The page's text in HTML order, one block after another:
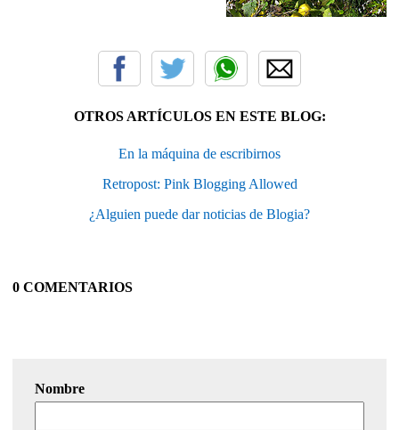
OTROS ARTÍCULOS EN ESTE BLOG:
En la máquina de escribirnos
Retropost: Pink Blogging Allowed
¿Alguien puede dar noticias de Blogia?
0 COMENTARIOS
Nombre